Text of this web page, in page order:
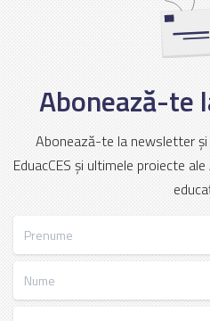
Abonează-te
Abonează-te la newsletter
EduacCES și ultimele proiecte